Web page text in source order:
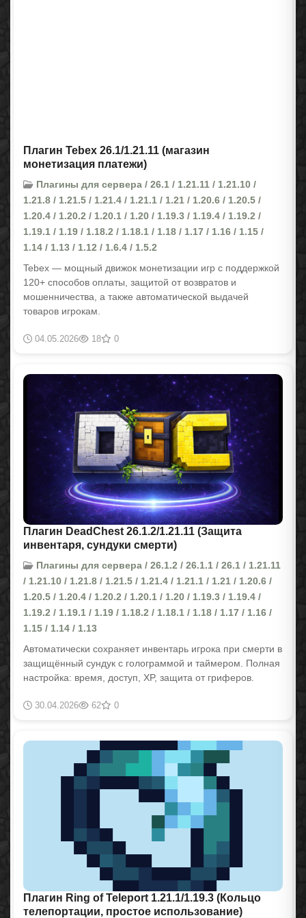
Плагин Tebex 26.1/1.21.11 (магазин
монетизация платежи)
Плагины для сервера / 26.1 / 1.21.11 / 1.21.10 /
1.21.8 / 1.21.5 / 1.21.4 / 1.21.1 / 1.21 / 1.20.6 / 1.20.5 /
1.20.4 / 1.20.2 / 1.20.1 / 1.20 / 1.19.3 / 1.19.4 / 1.19.2 /
1.19.1 / 1.19 / 1.18.2 / 1.18.1 / 1.18 / 1.17 / 1.16 / 1.15 /
1.14 / 1.13 / 1.12 / 1.6.4 / 1.5.2
Tebex — мощный движок монетизации игр с поддержкой
120+ способов оплаты, защитой от возвратов и
мошенничества, а также автоматической выдачей
товаров игрокам.
04.05.2026 18 0
Плагин DeadChest 26.1.2/1.21.11 (Защита
инвентаря, сундуки смерти)
Плагины для сервера / 26.1.2 / 26.1.1 / 26.1 / 1.21.11
/ 1.21.10 / 1.21.8 / 1.21.5 / 1.21.4 / 1.21.1 / 1.21 / 1.20.6 /
1.20.5 / 1.20.4 / 1.20.2 / 1.20.1 / 1.20 / 1.19.3 / 1.19.4 /
1.19.2 / 1.19.1 / 1.19 / 1.18.2 / 1.18.1 / 1.18 / 1.17 / 1.16 /
1.15 / 1.14 / 1.13
Автоматически сохраняет инвентарь игрока при смерти в
защищённый сундук с голограммой и таймером. Полная
настройка: время, доступ, XP, защита от гриферов.
30.04.2026 62 0
Плагин Ring of Teleport 1.21.1/1.19.3 (Кольцо
телепортации, простое использование)